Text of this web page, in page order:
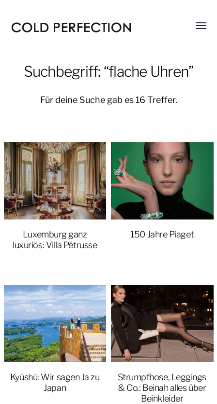
Menü
Suchbegriff: “flache Uhren”
Für deine Suche gab es 16 Treffer.
Luxemburg ganz
luxuriös: Villa Pétrusse
150 Jahre Piaget
Kyūshū: Wir sagen Ja zu
Japan
Strumpfhose, Leggings
& Co.: Beinah alles über
Beinkleider